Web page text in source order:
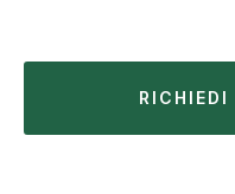
RICHIEDI